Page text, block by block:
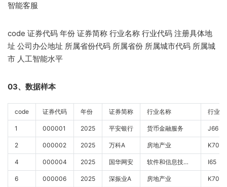
智能客服
code 证券代码 年份 证券简称 行业名称 行业代码 注册具体地
址 公司办公地址 所属省份代码 所属省份 所属城市代码 所属城
市 人工智能水平
03、数据样本
code 证券代码 年份 证券简称 行业名称 行业
1 000001 2025 平安银行 货币金融服务 J66
2 000002 2025 万科A 房地产业 K70
4 000004 2025 国华网安 软件和信息技术服务业 I65
6 000006 2025 深振业A 房地产业 K70